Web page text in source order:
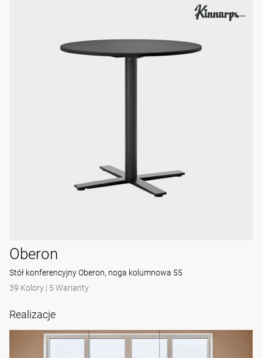
Oberon
Stół konferencyjny Oberon, noga kolumnowa 55
39 Kolory | 5 Warianty
Realizacje